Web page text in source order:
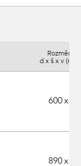
Rozměry
d x š x v (mm)
600 x
890 x